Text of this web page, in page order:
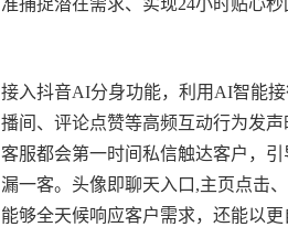
准捕捉潜在需求、实现24小时贴心
接入抖音AI分身功能，利用AI智能
播间、评论点赞等高频互动行为发
客服都会第一时间私信触达客户，
漏一客。头像即聊天入口,主页点击
能够全天候响应客户需求，还能以